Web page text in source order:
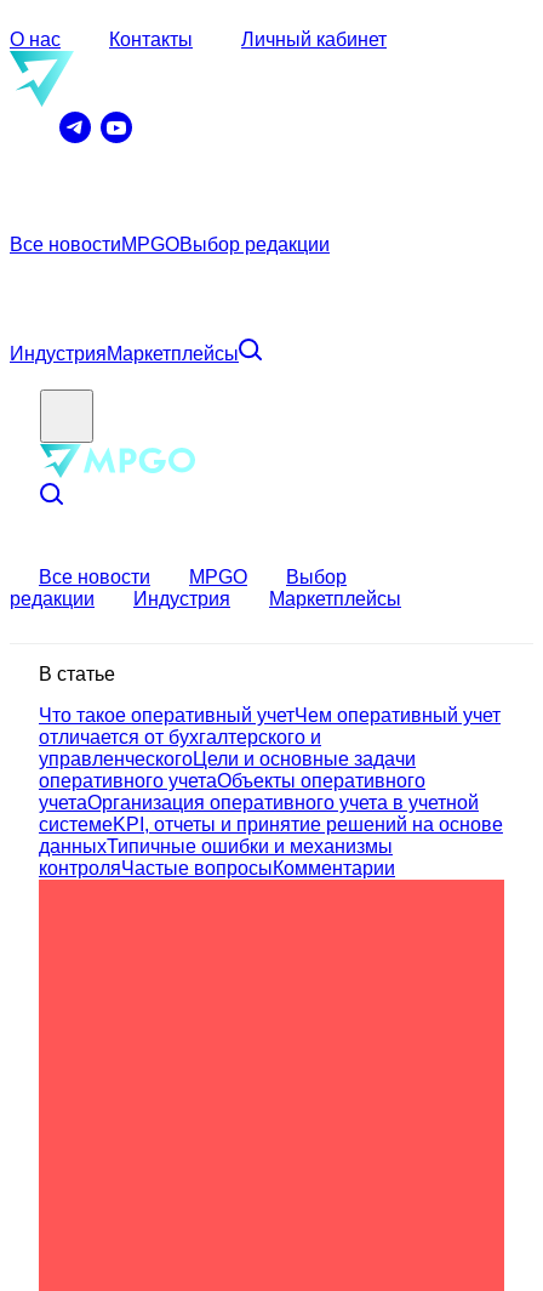
О нас Контакты Личный кабинет
Все новостиMPGOВыбор редакции
ИндустрияМаркетплейсы
Все новости MPGO
Выбор
редакции
Индустрия Маркетплейсы
В статье
Что такое оперативный учетЧем оперативный учет
отличается от бухгалтерского и
управленческогоЦели и основные задачи
оперативного учетаОбъекты оперативного
учетаОрганизация оперативного учета в учетной
системеKPI, отчеты и принятие решений на основе
данныхТипичные ошибки и механизмы
контроляЧастые вопросыКомментарии